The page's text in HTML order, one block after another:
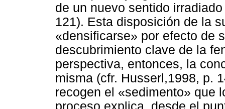
de un nuevo sentido
121). Esta disposición de la
«densificarse» por efecto de
descubrimiento clave de la
perspectiva, entonces, la
misma (cfr. Husserl,1998, p.
recogen el «sedimento» que
proceso explica, desde el